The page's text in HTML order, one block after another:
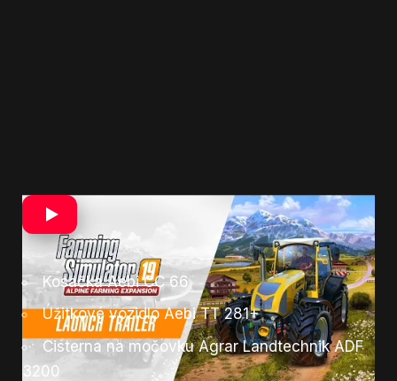
Nižšie nájdete
zoznam nových vozidiel a
poľnohospodárskych strojov, ktoré sú nové s
príchodom rozšírenia Alpine Farming:
Kosačka Aebi CC 66
Úžitkové vozidlo Aebi TT 281+
Cisterna na močovku Agrar Landtechnik ADF
3200